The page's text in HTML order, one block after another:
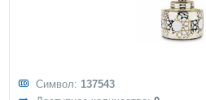
Символ: 137543